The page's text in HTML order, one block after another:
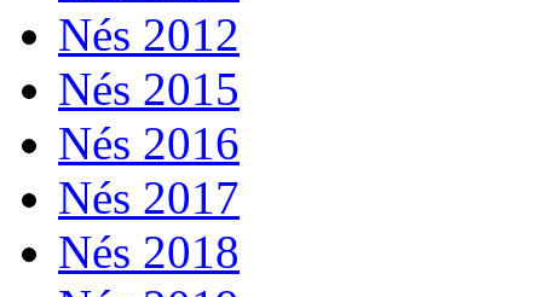
Nés 2012
Nés 2015
Nés 2016
Nés 2017
Nés 2018